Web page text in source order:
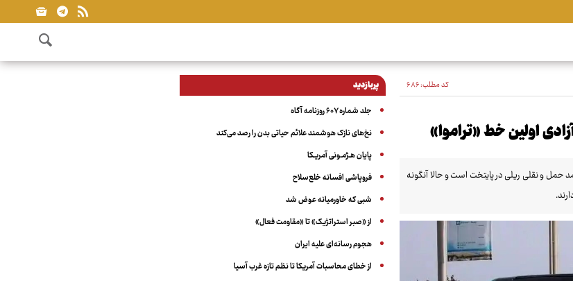
کد مطلب:۶۸۶
اولین خط «تراموا»
حمل و نقلی ریلی در پایتخت است و حالا آنگونه
پربازدید
جلد شماره ۶۰۷ روزنامه آگاه
نخ‌های نازک هوشمند علائم حیاتی بدن را رصد می‌کند
پایان هـژمـونی آمریـکا
فروپاشی افسانه خلع‌سلاح
شبی که خاورمیانه عوض شد
از «صبر استراتژیک» تا «مقاومت فعال»
هجوم رسانه‌ای علیه ایران
از خطای محاسبات آمریکا تا نظم تازه غرب آسیا